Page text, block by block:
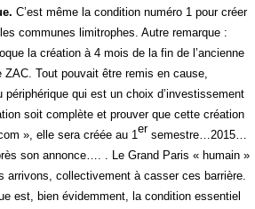
C’est même la condition numéro 1 pour créer
communes limitrophes. Autre remarque :
la création à 4 mois de la fin de l’ancienne
Tout pouvait être remis en cause,
qui est un choix d’investissement
soit complète et prouver que cette création
», elle sera créée au 1er semestre…2015…
son annonce…. . Le Grand Paris « humain »
arrivons, collectivement à casser ces barrière.
est, bien évidemment, la condition essentiel